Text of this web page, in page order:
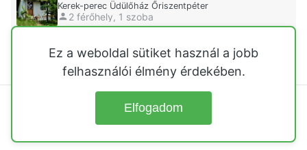
Kerek-perec Üdülőház Őriszentpéter
2 férőhely, 1 szoba
Carp-E Diem Dömsöd
4 férőhely, 2 szoba
Ez a weboldal sütiket használ a jobb
felhasználói élmény érdekében.
Elfogadom